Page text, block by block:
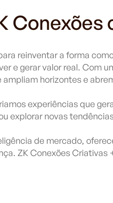
Conexões
reinventar a forma
e gerar valor real.
ampliam horizontes e
experiências que
explorar novas
de mercado,
ZK Conexões